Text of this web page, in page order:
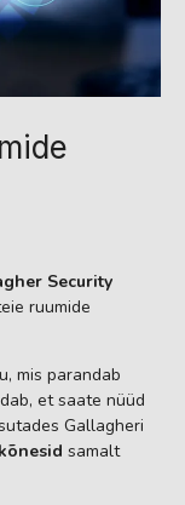
Security
ruumide
mis parandab
et saate nüüd
Gallagheri
samalt